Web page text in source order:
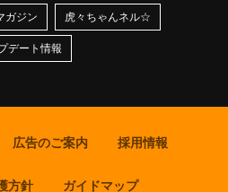
ガジン 虎々ちゃんネル☆
デート情報
広告のご案内 採用情報
方針 ガイドマップ